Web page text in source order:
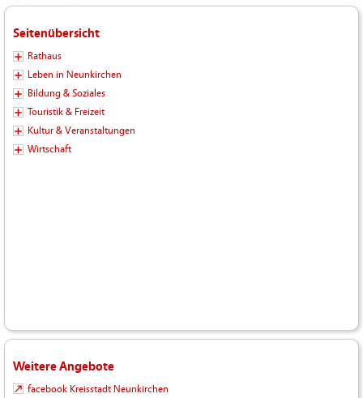
Seitenübersicht
Rathaus
Leben in Neunkirchen
Bildung & Soziales
Touristik & Freizeit
Kultur & Veranstaltungen
Wirtschaft
Weitere Angebote
facebook Kreisstadt Neunkirchen